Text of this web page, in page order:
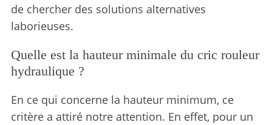
de chercher des solutions alternatives
laborieuses.
Quelle est la hauteur minimale du cric rouleur
hydraulique ?
En ce qui concerne la hauteur minimum, ce
critère a attiré notre attention. En effet, pour un